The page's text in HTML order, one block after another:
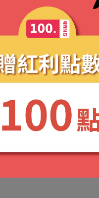
耐胃酸、膽鹼
，順利到達腸